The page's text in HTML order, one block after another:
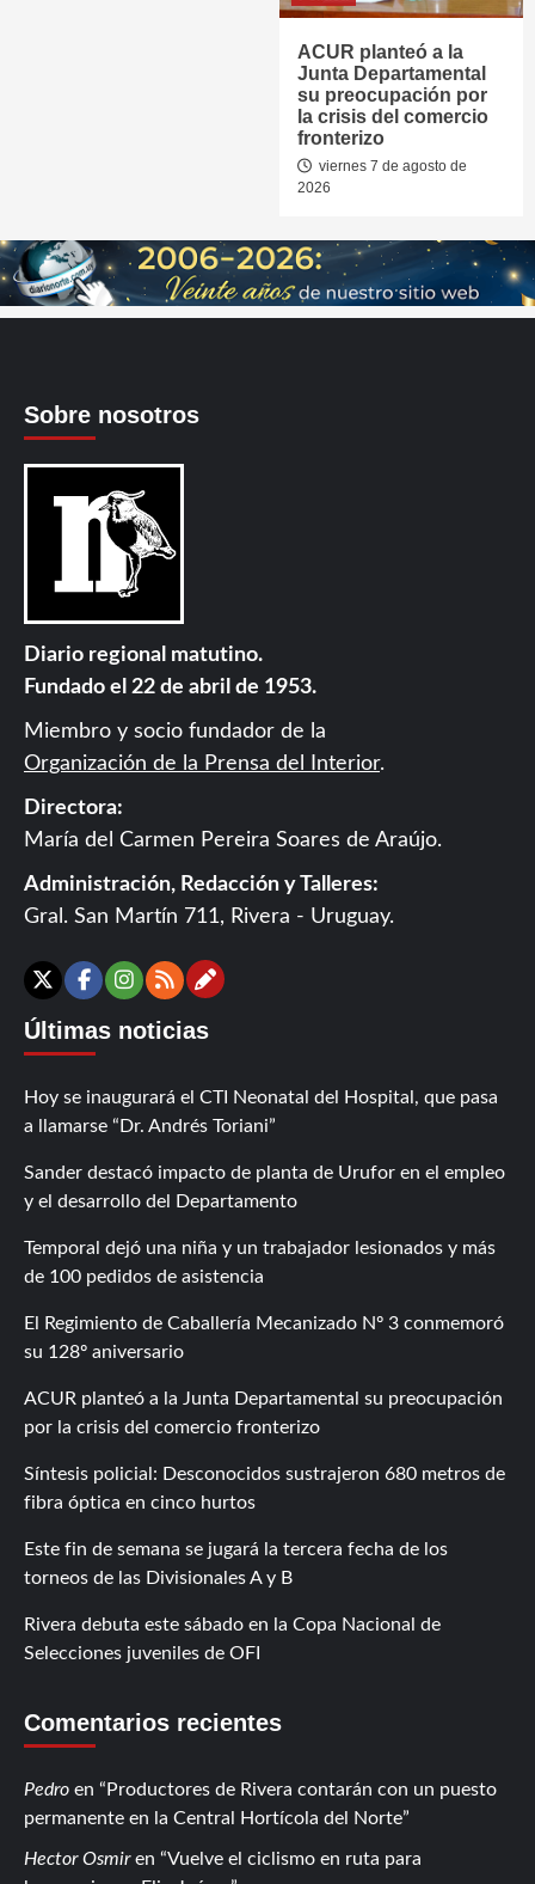
ACUR planteó a la
Junta Departamental
su preocupación por
la crisis del comercio
fronterizo
viernes 7 de agosto de
2026
Sobre nosotros
Diario regional matutino.
Fundado el 22 de abril de 1953.
Miembro y socio fundador de la
Organización de la Prensa del Interior.
Directora:
María del Carmen Pereira Soares de Araújo.
Administración, Redacción y Talleres:
Gral. San Martín 711, Rivera - Uruguay.
X Facebook
Instagram
RSSContáctanos
Últimas noticias
Hoy se inaugurará el CTI Neonatal del Hospital, que pasa
a llamarse “Dr. Andrés Toriani”
Sander destacó impacto de planta de Urufor en el empleo
y el desarrollo del Departamento
Temporal dejó una niña y un trabajador lesionados y más
de 100 pedidos de asistencia
El Regimiento de Caballería Mecanizado Nº 3 conmemoró
su 128º aniversario
ACUR planteó a la Junta Departamental su preocupación
por la crisis del comercio fronterizo
Síntesis policial: Desconocidos sustrajeron 680 metros de
fibra óptica en cinco hurtos
Este fin de semana se jugará la tercera fecha de los
torneos de las Divisionales A y B
Rivera debuta este sábado en la Copa Nacional de
Selecciones juveniles de OFI
Comentarios recientes
Pedro en
Productores de Rivera contarán con un puesto
permanente en la Central Hortícola del Norte
Hector Osmiren
Vuelve el ciclismo en ruta para